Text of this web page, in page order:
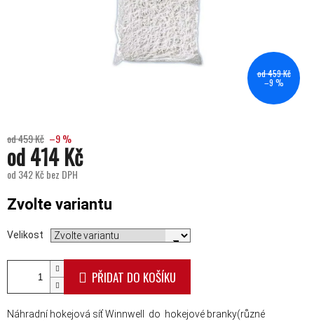
od 459 Kč
–9 %
od 459 Kč –9 %
od414 Kč
od 342 Kč bez DPH
Zvolte variantu
Velikost
PŘIDAT DO KOŠÍKU
Náhradní hokejová síť Winnwell do hokejové branky(různé